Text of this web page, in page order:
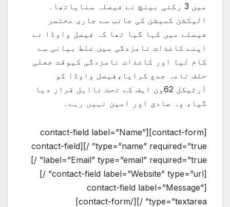
میں 3 رکنی بینچ نے فیصلہ سنایاتھا۔
الیکشن کمیشن کی جانب سے جاری مختصر
فیصلے میں کہا گیا تھا کہ فیصل واوڈا نے
اپنے کاغذات نامزدگی میں غلط بیانی سے
کام لیا اور کاغذات نامزدگی کیوقت جعلی
حلف نامہ جمع کرایا،فیصل واوڈا کو
آرٹیکل 62ون ایف کے تحت نااہل قرار دیا
گیا، وہ صادق اور امین نہیں رہے۔
[contact-form][contact-field label=”Name”
type=”name” required=”true” /][contact-field
label=”Email” type=”email” required=”true” /]
[contact-field label=”Website” type=”url” /]
[contact-field label=”Message”
type=”textarea” /][/contact-form]